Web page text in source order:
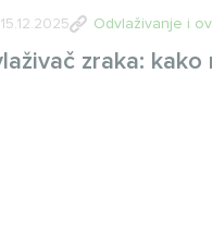
15.12.2025 Odvlaživanje i
zraka: